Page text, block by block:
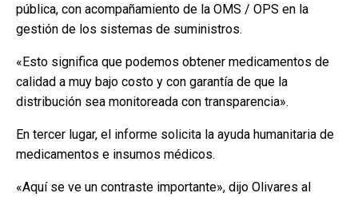
pública, con acompañamiento de la OMS / OPS en la
gestión de los sistemas de suministros.
«Esto significa que podemos obtener medicamentos de
calidad a muy bajo costo y con garantía de que la
distribución sea monitoreada con transparencia».
En tercer lugar, el informe solicita la ayuda humanitaria de
medicamentos e insumos médicos.
«Aquí se ve un contraste importante», dijo Olivares al